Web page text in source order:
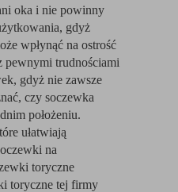
oka i nie powinny
gdyż
wpłynąć na ostrość
pewnymi trudnościami
gdyż nie zawsze
czy soczewka
położeniu.
ułatwiają
na
toryczne
toryczne tej firmy